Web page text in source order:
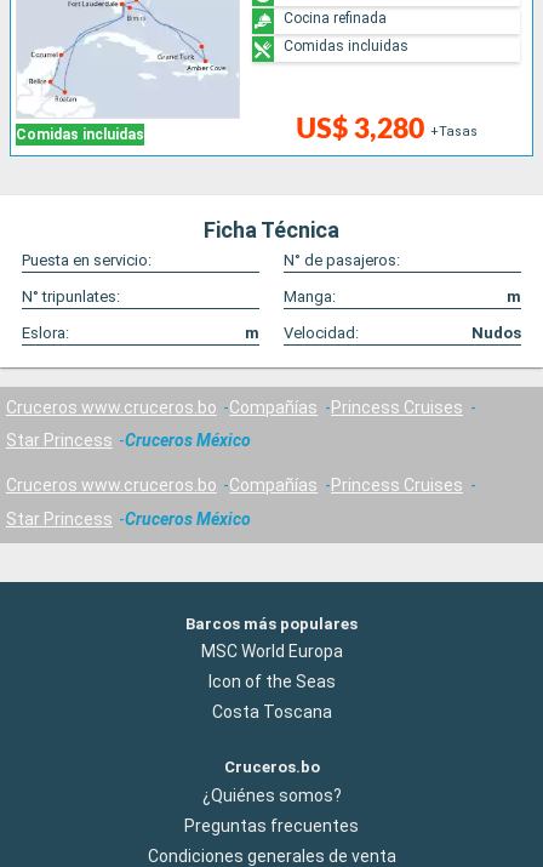
Comidas incluidas US$ 3,280 +Tasas
Cocina refinada
Comidas incluidas
Ficha Técnica
Puesta en servicio:
N° de pasajeros:
N° tripunlates:
Manga:
m
Eslora:
m Velocidad: Nudos
Cruceros www.cruceros.bo Compañías
Princess Cruises
Star Princess
Cruceros México
Cruceros www.cruceros.bo Compañías
Princess Cruises
Star Princess
Cruceros México
Barcos más populares
MSC World Europa
Icon of the Seas
Costa Toscana
Cruceros.bo
¿Quiénes somos?
Preguntas frecuentes
Condiciones generales de venta